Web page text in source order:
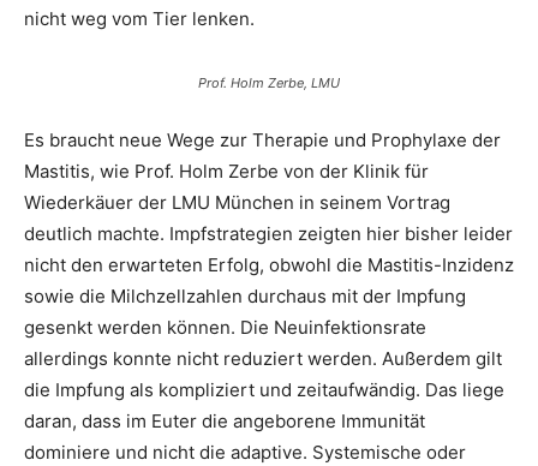
nicht weg vom Tier lenken.
Prof. Holm Zerbe, LMU
Es braucht neue Wege zur Therapie und Prophylaxe der
Mastitis, wie Prof. Holm Zerbe von der Klinik für
Wiederkäuer der LMU München in seinem Vortrag
deutlich machte. Impfstrategien zeigten hier bisher leider
nicht den erwarteten Erfolg, obwohl die Mastitis-Inzidenz
sowie die Milchzellzahlen durchaus mit der Impfung
gesenkt werden können. Die Neuinfektionsrate
allerdings konnte nicht reduziert werden. Außerdem gilt
die Impfung als kompliziert und zeitaufwändig. Das liege
daran, dass im Euter die angeborene Immunität
dominiere und nicht die adaptive. Systemische oder